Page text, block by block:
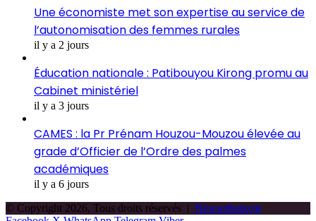
Une économiste met son expertise au service de
l’autonomisation des femmes rurales
il y a 2 jours
Éducation nationale : Patibouyou Kirong promu au
Cabinet ministériel
il y a 3 jours
CAMES : la Pr Prénam Houzou-Mouzou élevée au
grade d’Officier de l’Ordre des palmes
académiques
il y a 6 jours
© Copyright 2026, Tous droits réservés | Newsoftogo.tg